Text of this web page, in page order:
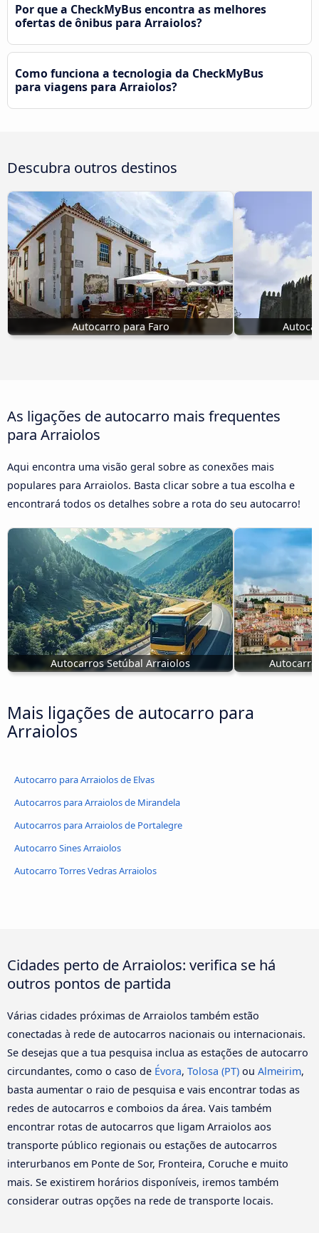
Por que a CheckMyBus encontra as melhores
ofertas de ônibus para Arraiolos?
Como funciona a tecnologia da CheckMyBus
para viagens para Arraiolos?
Descubra outros destinos
Autocarro para Faro
As ligações de autocarro mais frequentes
para Arraiolos
Aqui encontra uma visão geral sobre as conexões mais
populares para Arraiolos. Basta clicar sobre a tua escolha e
encontrará todos os detalhes sobre a rota do seu autocarro!
Autocarros Setúbal Arraiolos
Mais ligações de autocarro para
Arraiolos
Autocarro para Arraiolos de Elvas
Autocarros para Arraiolos de Mirandela
Autocarros para Arraiolos de Portalegre
Autocarro Sines Arraiolos
Autocarro Torres Vedras Arraiolos
Cidades perto de Arraiolos: verifica se há
outros pontos de partida
Várias cidades próximas de Arraiolos também estão
conectadas à rede de autocarros nacionais ou internacionais.
Se desejas que a tua pesquisa inclua as estações de autocarro
circundantes, como o caso de Évora, Tolosa (PT) ou Almeirim,
basta aumentar o raio de pesquisa e vais encontrar todas as
redes de autocarros e comboios da área. Vais também
encontrar rotas de autocarros que ligam Arraiolos aos
transporte público regionais ou estações de autocarros
interurbanos em Ponte de Sor, Fronteira, Coruche e muito
mais. Se existirem horários disponíveis, iremos também
considerar outras opções na rede de transporte locais.